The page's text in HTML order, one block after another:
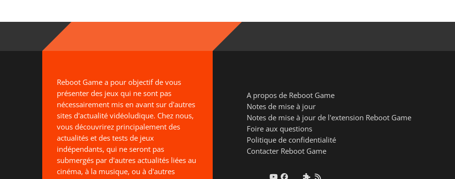
Reboot Game a pour objectif de vous
présenter des jeux qui ne sont pas
nécessairement mis en avant sur d'autres
sites d'actualité vidéoludique. Chez nous,
vous découvrirez principalement des
actualités et des tests de jeux
indépendants, qui ne seront pas
submergés par d'autres actualités liées au
cinéma, à la musique, ou à d'autres
A propos de Reboot Game
Notes de mise à jour
Notes de mise à jour de l'extension Reboot Game
Foire aux questions
Politique de confidentialité
Contacter Reboot Game